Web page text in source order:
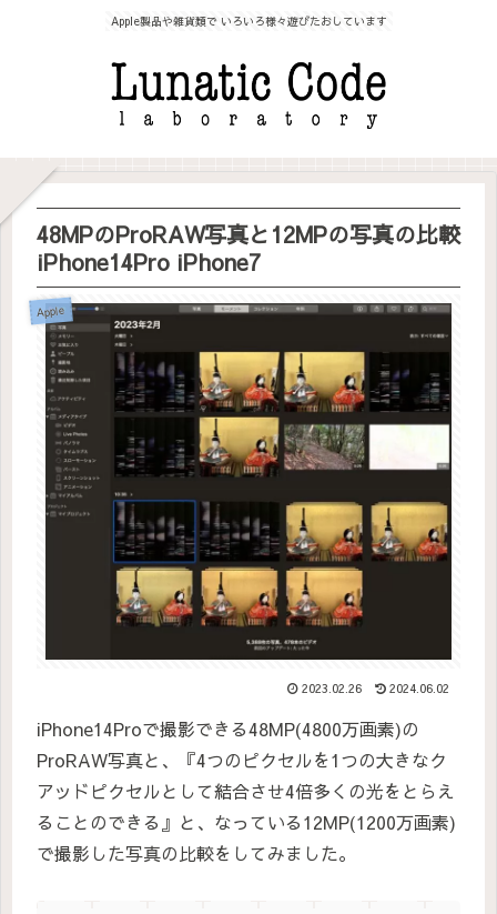
Apple製品や雑貨類で いろいろ様々遊びたおしています
48MPのProRAW写真と12MPの写真の比較
iPhone14Pro iPhone7
Apple
2023.02.26 2024.06.02
iPhone14Proで撮影できる48MP(4800万画素)の
ProRAW写真と、『4つのピクセルを1つの大きなク
アッドピクセルとして結合させ4倍多くの光をとらえ
ることのできる』と、なっている12MP(1200万画素)
で撮影した写真の比較をしてみました。